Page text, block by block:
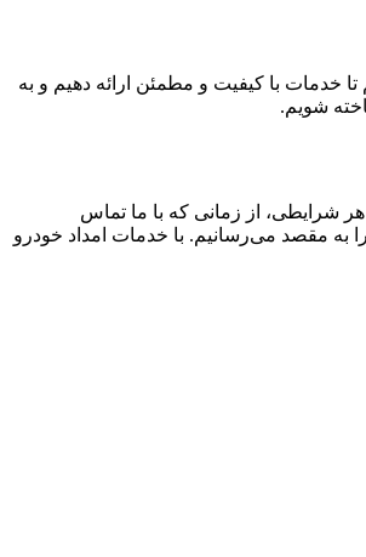
خدمات با کیفیت و مطمئن ارائه دهیم و به
شویم.
شرایطی، از زمانی که با ما تماس
به مقصد می‌رسانیم. با خدمات امداد خودرو